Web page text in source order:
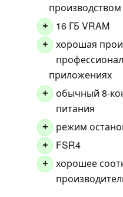
производством
+ 16 ГБ VRAM
+
хорошая
приложениях
+
обычный 8-
питания
+ режим
+ FSR4
+
хорошее